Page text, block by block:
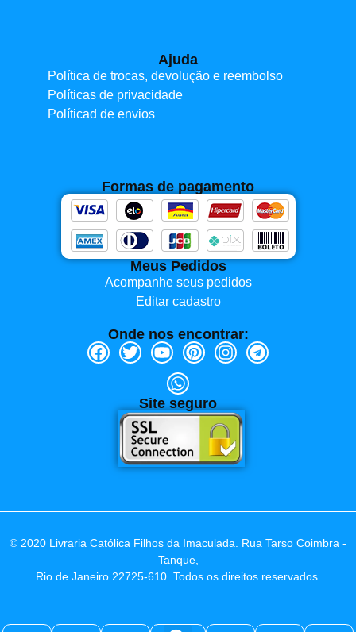
Ajuda
Política de trocas, devolução e reembolso
Políticas de privacidade
Políticad de envios
Formas de pagamento
Meus Pedidos
Acompanhe seus pedidos
Editar cadastro
Onde nos encontrar:
Site seguro
© 2020 Livraria Católica Filhos da Imaculada. Rua Tarso Coimbra -
Tanque,
Rio de Janeiro 22725-610. Todos os direitos reservados.